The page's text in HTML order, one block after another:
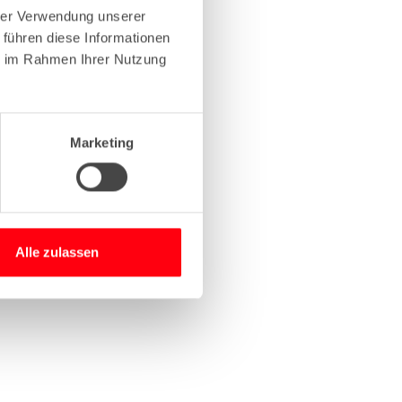
Verwendung unserer
diese Informationen
Rahmen Ihrer Nutzung
Marketing
Alle zulassen
information).